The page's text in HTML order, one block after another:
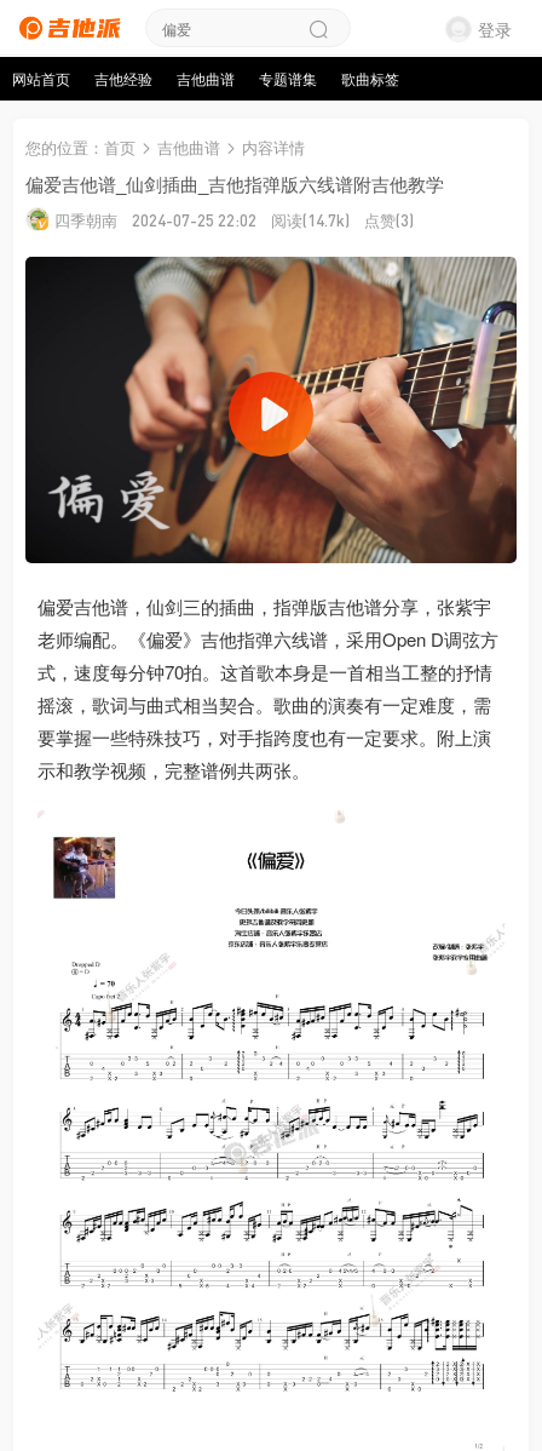
登录
网站首页 吉他经验 吉他曲谱 专题谱集 歌曲标签
您的位置 ：首页 吉他曲谱 内容详情
偏爱吉他谱_仙剑插曲_吉他指弹版六线谱附吉他教学
四季朝南 2024-07-25 22:02 阅读(14.7k) 点赞(3)
来源：张紫宇
偏爱吉他谱，仙剑三的插曲，指弹版吉他谱分享，张紫宇
老师编配。《偏爱》吉他指弹六线谱，采用Open D调弦方
式，速度每分钟70拍。这首歌本身是一首相当工整的抒情
摇滚，歌词与曲式相当契合。歌曲的演奏有一定难度，需
要掌握一些特殊技巧，对手指跨度也有一定要求。附上演
示和教学视频，完整谱例共两张。